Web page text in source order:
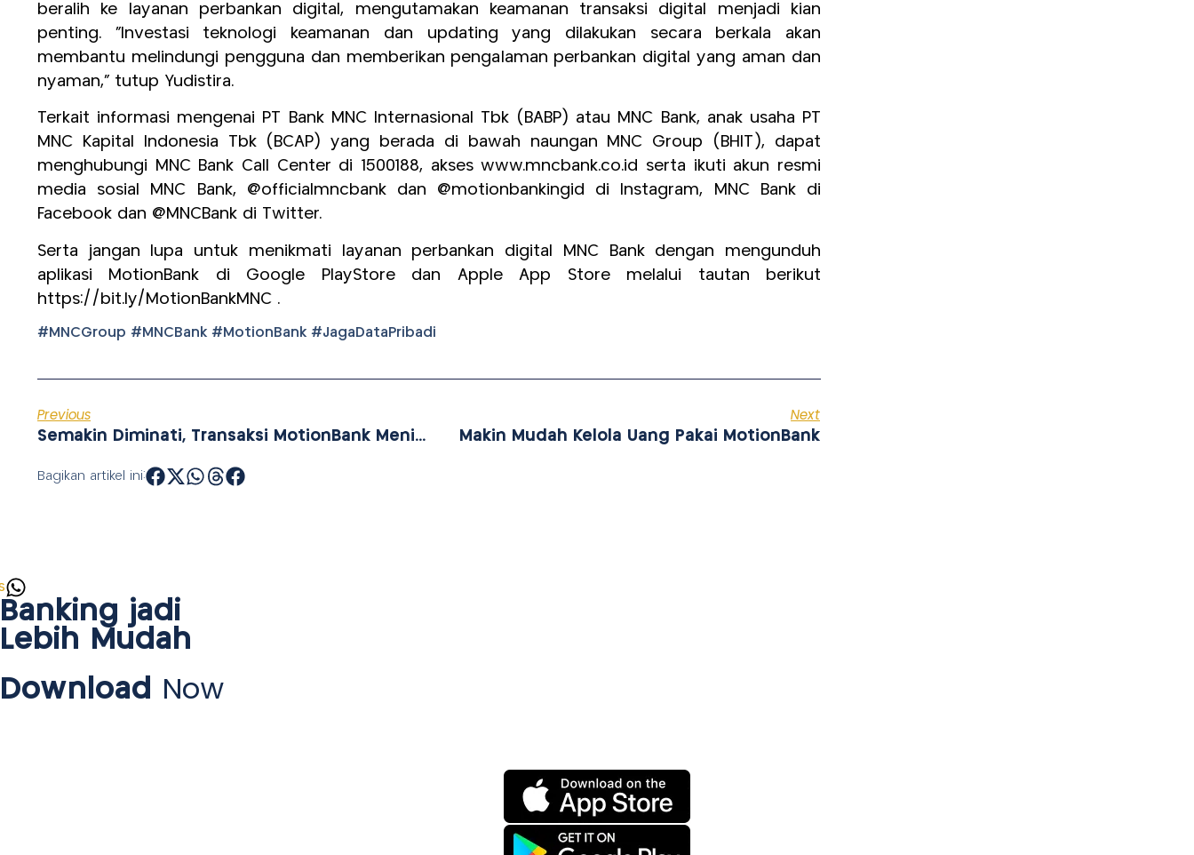
beralih ke layanan perbankan digital, mengutamakan keamanan transaksi digital menjadi kian
penting. “Investasi teknologi keamanan dan updating yang dilakukan secara berkala akan
membantu melindungi pengguna dan memberikan pengalaman perbankan digital yang aman dan
nyaman,” tutup Yudistira.
Terkait informasi mengenai PT Bank MNC Internasional Tbk (BABP) atau MNC Bank, anak usaha PT
MNC Kapital Indonesia Tbk (BCAP) yang berada di bawah naungan MNC Group (BHIT), dapat
menghubungi MNC Bank Call Center di 1500188, akses www.mncbank.co.id serta ikuti akun resmi
media sosial MNC Bank, @officialmncbank dan @motionbankingid di Instagram, MNC Bank di
Facebook dan @MNCBank di Twitter.
Serta jangan lupa untuk menikmati layanan perbankan digital MNC Bank dengan mengunduh
aplikasi MotionBank di Google PlayStore dan Apple App Store melalui tautan berikut
https://bit.ly/MotionBankMNC .
#MNCGroup #MNCBank #MotionBank #JagaDataPribadi
Previous
Semakin Diminati, Transaksi MotionBank Meningkat 21,36%
Next
Makin Mudah Kelola Uang Pakai MotionBank
Bagikan artikel ini:
Banking jadi
Lebih Mudah
Download
Now